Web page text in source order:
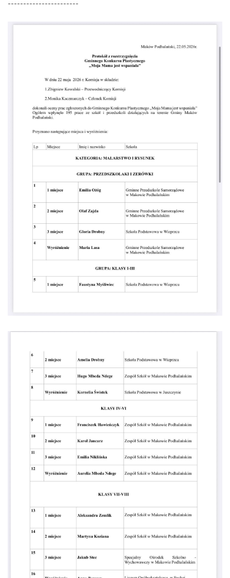
-----------------------